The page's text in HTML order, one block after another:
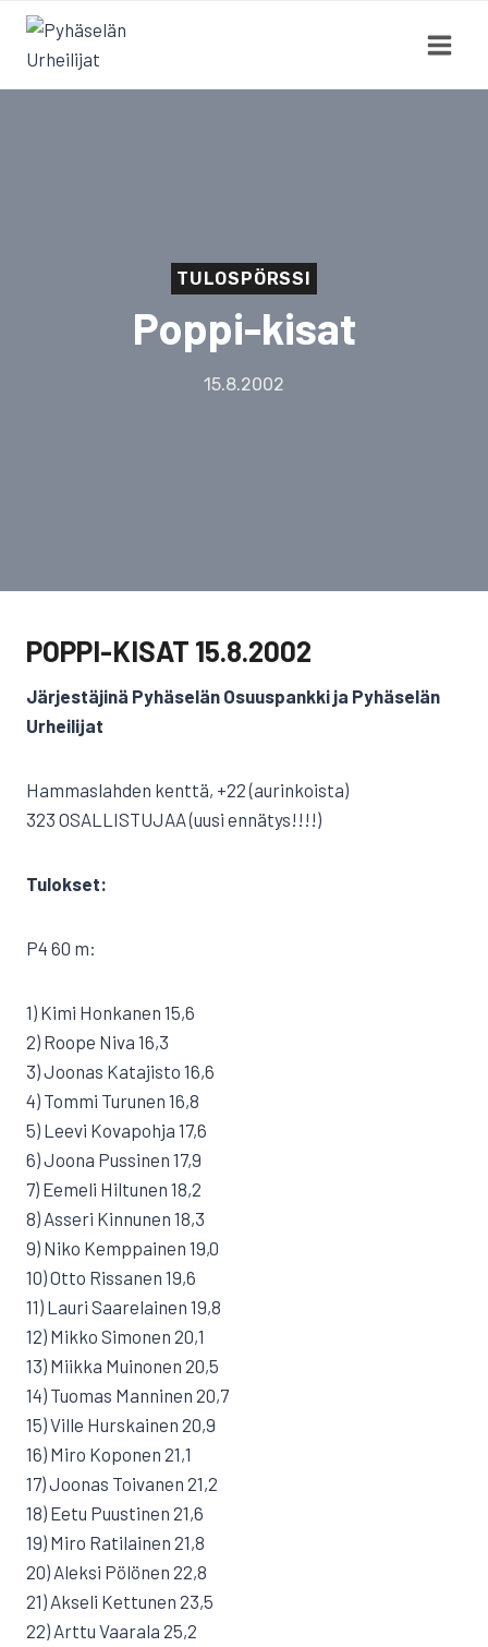
Siirry
sisältöön
TULOSPÖRSSI
Poppi-kisat
15.8.2002
POPPI-KISAT 15.8.2002
Järjestäjinä Pyhäselän Osuuspankki ja Pyhäselän
Urheilijat
Hammaslahden kenttä, +22 (aurinkoista)
323 OSALLISTUJAA (uusi ennätys!!!!)
Tulokset:
P4 60 m:
1) Kimi Honkanen 15,6
2) Roope Niva 16,3
3) Joonas Katajisto 16,6
4) Tommi Turunen 16,8
5) Leevi Kovapohja 17,6
6) Joona Pussinen 17,9
7) Eemeli Hiltunen 18,2
8) Asseri Kinnunen 18,3
9) Niko Kemppainen 19,0
10) Otto Rissanen 19,6
11) Lauri Saarelainen 19,8
12) Mikko Simonen 20,1
13) Miikka Muinonen 20,5
14) Tuomas Manninen 20,7
15) Ville Hurskainen 20,9
16) Miro Koponen 21,1
17) Joonas Toivanen 21,2
18) Eetu Puustinen 21,6
19) Miro Ratilainen 21,8
20) Aleksi Pölönen 22,8
21) Akseli Kettunen 23,5
22) Arttu Vaarala 25,2